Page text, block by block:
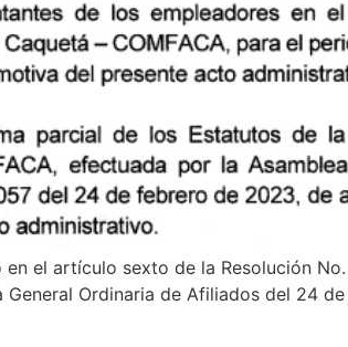
el artículo sexto de la Resolución
Ordinaria de Afiliados del 24